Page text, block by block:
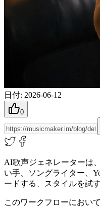
日付: 2026-06-12
0
AI歌声ジェネレーターは
い手、ソングライター、
ードする、スタイルを試
このワークフローにおいて